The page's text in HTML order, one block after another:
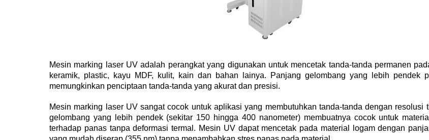
Mesin marking laser UV adalah perangkat yang digunakan untuk mencetak tanda-tanda permanen
keramik, plastic, kayu MDF, kulit, kain dan bahan lainya. Panjang gelombang yang lebih pendek
memungkinkan penciptaan tanda-tanda yang akurat dan presisi.
Mesin marking laser UV sangat cocok untuk aplikasi yang membutuhkan tanda-tanda dengan resolusi
gelombang yang lebih pendek (sekitar 150 hingga 400 nanometer) membuatnya cocok untuk
terhadap panas tanpa deformasi termal. Mesin UV dapat mencetak pada material logam dengan